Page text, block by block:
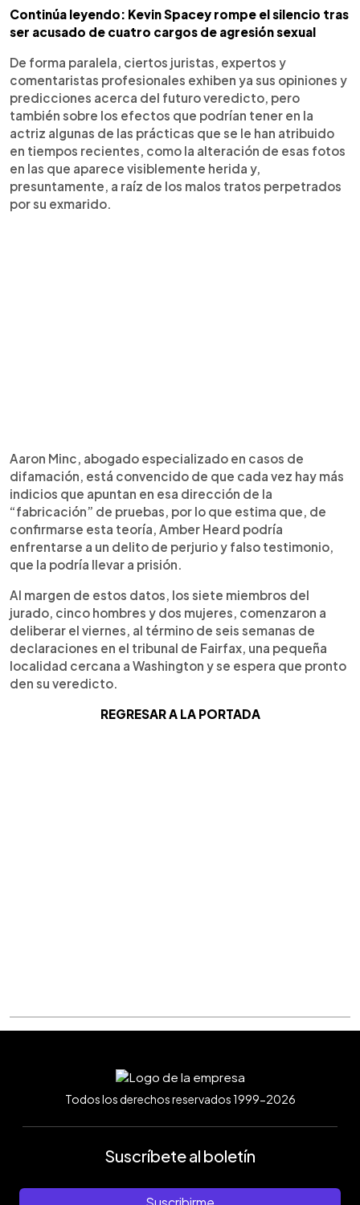
Continúa leyendo: Kevin Spacey rompe el silencio tras
ser acusado de cuatro cargos de agresión sexual
De forma paralela, ciertos juristas, expertos y
comentaristas profesionales exhiben ya sus opiniones y
predicciones acerca del futuro veredicto, pero
también sobre los efectos que podrían tener en la
actriz algunas de las prácticas que se le han atribuido
en tiempos recientes, como la alteración de esas fotos
en las que aparece visiblemente herida y,
presuntamente, a raíz de los malos tratos perpetrados
por su exmarido.
Aaron Minc, abogado especializado en casos de
difamación, está convencido de que cada vez hay más
indicios que apuntan en esa dirección de la
“fabricación” de pruebas, por lo que estima que, de
confirmarse esta teoría, Amber Heard podría
enfrentarse a un delito de perjurio y falso testimonio,
que la podría llevar a prisión.
Al margen de estos datos, los siete miembros del
jurado, cinco hombres y dos mujeres, comenzaron a
deliberar el viernes, al término de seis semanas de
declaraciones en el tribunal de Fairfax, una pequeña
localidad cercana a Washington y se espera que pronto
den su veredicto.
REGRESAR A LA PORTADA
Todos los derechos reservados 1999-2026
Suscríbete al boletín